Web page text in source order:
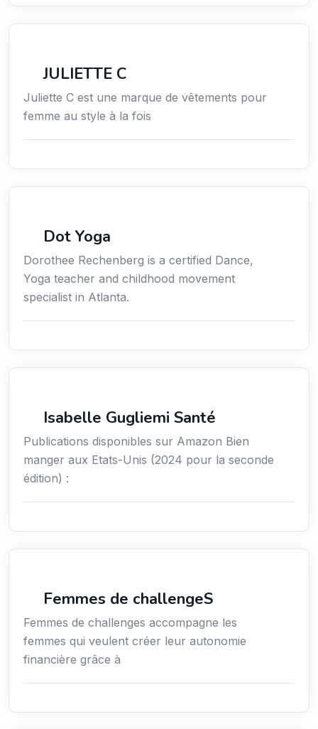
JULIETTE C
Juliette C est une marque de vêtements pour
femme au style à la fois
Dot Yoga
Dorothee Rechenberg is a certified Dance,
Yoga teacher and childhood movement
specialist in Atlanta.
Isabelle Gugliemi Santé
Publications disponibles sur Amazon Bien
manger aux Etats-Unis (2024 pour la seconde
édition) :
Femmes de challengeS
Femmes de challenges accompagne les
femmes qui veulent créer leur autonomie
financière grâce à